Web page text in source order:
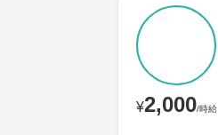
¥2,000/時給